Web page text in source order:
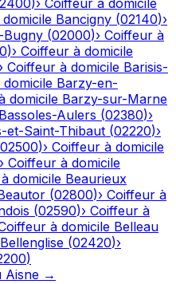
)› Coiffeur à domicile
Bancigny (02140)›
Bugny (02000)› Coiffeur à
)› Coiffeur à domicile
› Coiffeur à domicile Barisis-
Barzy-en-
domicile Barzy-sur-Marne
Bassoles-Aulers (02380)›
et-Saint-Thibaut (02220)›
02500)› Coiffeur à domicile
› Coiffeur à domicile
domicile Beaurieux
(02800)› Coiffeur à
(02590)› Coiffeur à
à domicile Belleau
Bellenglise (02420)›
)
Aisne →